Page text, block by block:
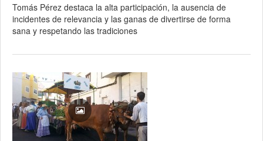
Tomás Pérez destaca la alta participación, la ausencia de
incidentes de relevancia y las ganas de divertirse de forma
sana y respetando las tradiciones